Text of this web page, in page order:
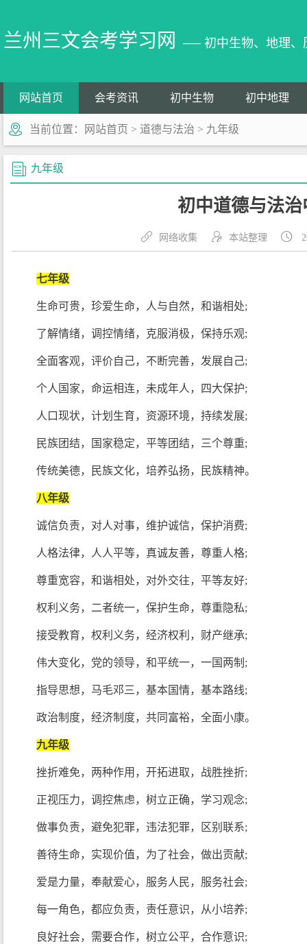
兰州三文会考学习网 ── 初中生物、地理、
网站首页 会考资讯 初中生物 初中地理
当前位置： 网站首页 > 道德与法治 > 九年级
九年级
初中道德与法
网络收集 本站整理
七年级
生命可贵，珍爱生命，人与自然，和谐相处;
了解情绪，调控情绪，克服消极，保持乐观;
全面客观，评价自己，不断完善，发展自己;
个人国家，命运相连，未成年人，四大保护;
人口现状，计划生育，资源环境，持续发展;
民族团结，国家稳定，平等团结，三个尊重;
传统美德，民族文化，培养弘扬，民族精神。
八年级
诚信负责，对人对事，维护诚信，保护消费;
人格法律，人人平等，真诚友善，尊重人格;
尊重宽容，和谐相处，对外交往，平等友好;
权利义务，二者统一，保护生命，尊重隐私;
接受教育，权利义务，经济权利，财产继承;
伟大变化，党的领导，和平统一，一国两制;
指导思想，马毛邓三，基本国情，基本路线;
政治制度，经济制度，共同富裕，全面小康。
九年级
挫折难免，两种作用，开拓进取，战胜挫折;
正视压力，调控焦虑，树立正确，学习观念;
做事负责，避免犯罪，违法犯罪，区别联系;
善待生命，实现价值，为了社会，做出贡献;
爱是力量，奉献爱心，服务人民，服务社会;
每一角色，都应负责，责任意识，从小培养;
良好社会，需要合作，树立公平，合作意识;